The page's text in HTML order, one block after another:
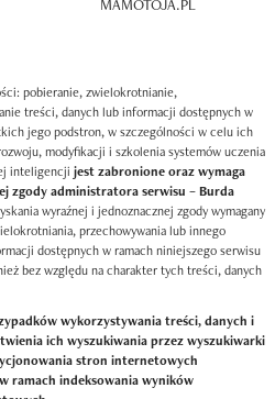
MAMOTOJA.PL
pobieranie, zwielokrotnianie,
treści, danych lub informacji dostępnych w
jego podstron, w szczególności w celu ich
modyfikacji i szkolenia systemów uczenia
inteligencji jest zabronione oraz wymaga
zgody administratora serwisu – Burda
wyraźnej i jednoznacznej zgody wymagany
przechowywania lub innego
dostępnych w ramach niniejszego serwisu
bez względu na charakter tych treści, danych
wykorzystywania treści, danych i
ich wyszukiwania przez wyszukiwarki
stron internetowych
ramach indeksowania wyników